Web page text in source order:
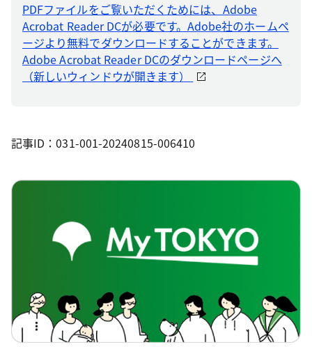
PDFファイルをご覧いただくためには、Adobe
Acrobat Reader DCが必要です。Adobe社のホームペ
ージより無料でダウンロードすることができます。
Adobe Acrobat Reader DCのダウンロードページへ
（新しいウィンドウが開きます）
記事ID：031-001-20240815-006410